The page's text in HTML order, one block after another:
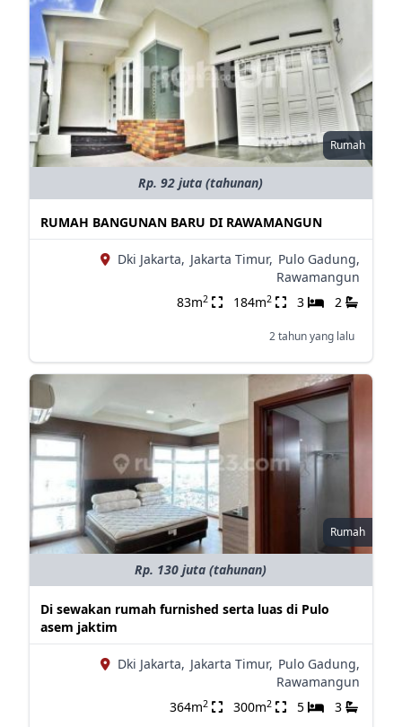
Rumah
Rp. 92 juta (tahunan)
RUMAH BANGUNAN BARU DI RAWAMANGUN
Dki Jakarta, Jakarta Timur, Pulo Gadung,
Rawamangun
83m2 184m2 3 2
2 tahun yang lalu
Rumah
Rp. 130 juta (tahunan)
Di sewakan rumah furnished serta luas di Pulo
asem jaktim
Dki Jakarta, Jakarta Timur, Pulo Gadung,
Rawamangun
364m2 300m2 5 3